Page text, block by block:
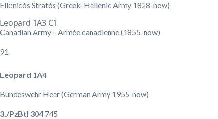
Ellēnicós Stratós (Greek-Hellenic Army 1828-now)
Leopard 1A3 C1
Canadian Army – Armée canadienne(1855-now)
91
Leopard 1A4
Bundeswehr Heer(German Army 1955-now)
3./PzBtl 304 745